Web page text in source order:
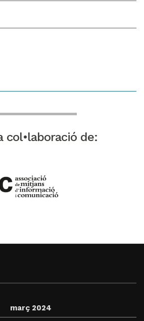
col•laboració de:
març 2024